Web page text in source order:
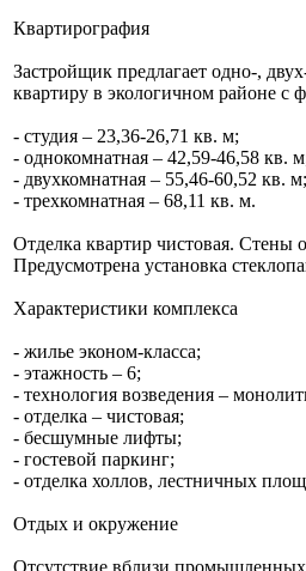
Квартирография
Застройщик предлагает одно-,
квартиру в экологичном районе с
- студия – 23,36-26,71 кв. м;
- однокомнатная – 42,59-46,58 кв.
- двухкомнатная – 55,46-60,52 кв. м;
- трехкомнатная – 68,11 кв. м.
Отделка квартир чистовая. Стены
Предусмотрена установка
Характеристики комплекса
- жилье эконом-класса;
- этажность – 6;
- технология возведения –
- отделка – чистовая;
- бесшумные лифты;
- гостевой паркинг;
- отделка холлов, лестничных
Отдых и окружение
Отсутствие вблизи